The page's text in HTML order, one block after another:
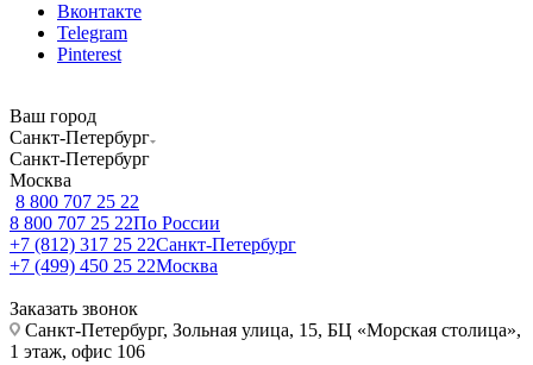
Вконтакте
Telegram
Pinterest
Ваш город
Санкт-Петербург
Санкт-Петербург
Москва
8 800 707 25 22
8 800 707 25 22По России
+7 (812) 317 25 22Санкт-Петербург
+7 (499) 450 25 22Москва
Заказать звонок
Санкт-Петербург, Зольная улица, 15, БЦ «Морская столица»,
1 этаж, офис 106